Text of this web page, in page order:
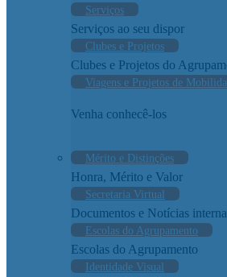
Serviços
Serviços ao seu dispor
Clubes e Projetos
Clubes e Projetos do
Viagens e Projetos de
Venha conhecê-los
Mérito e Distinções
Honra, Mérito e Valor
Secretaria Virtual
Documentos e Notícias
Escolas do Agrupamento
Escolas do Agrupamento
Identidade Visual